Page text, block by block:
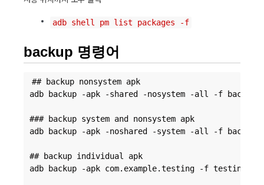
adb shell pm list packages -f
backup 명령어
## backup nonsystem apk
adb backup -apk -shared -nosystem -all -f
### backup system and nonsystem apk
adb backup -apk -noshared -system -all -f
## backup individual apk
adb backup -apk com.example.testing -f testing.ab